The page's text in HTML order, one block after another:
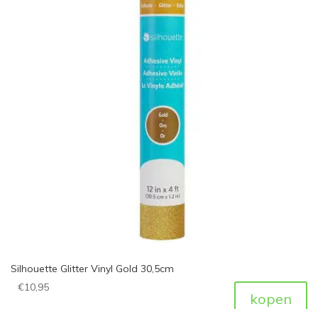
Silhouette Glitter Vinyl Gold 30,5cm
€10,95
kopen